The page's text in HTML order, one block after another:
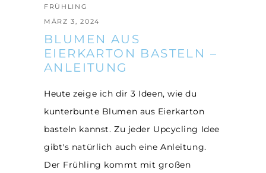
FRÜHLING
MÄRZ 3, 2024
BLUMEN AUS
EIERKARTON BASTELN –
ANLEITUNG
Heute zeige ich dir 3 Ideen, wie du
kunterbunte Blumen aus Eierkarton
basteln kannst. Zu jeder Upcycling Idee
gibt's natürlich auch eine Anleitung.
Der Frühling kommt mit großen